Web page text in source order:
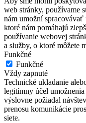
web stránky, používame
nám umožní spracovávať
ktoré nám pomáhajú
používanie webovej
a služby, o ktoré môžete
Funkčné
Funkčné
Vždy zapnuté
Technické ukladanie
legitímny účel
výslovne požiadal
prenosu komunikácie
siete.